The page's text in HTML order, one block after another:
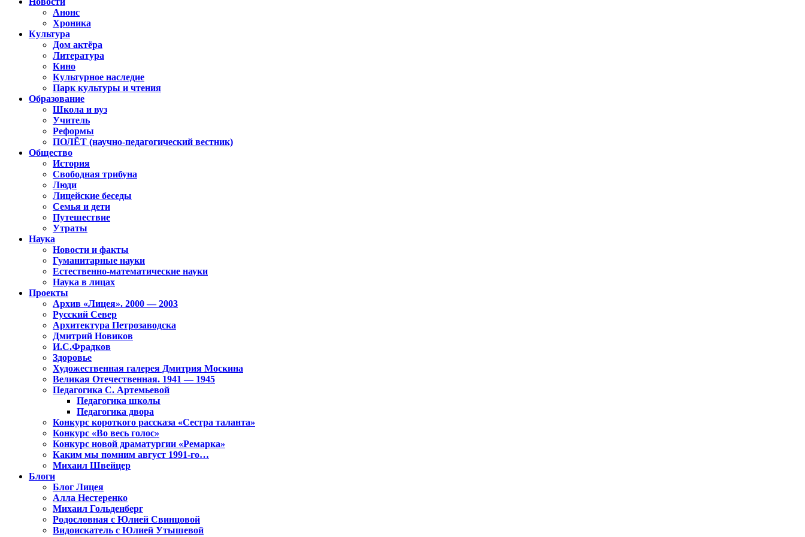
Анонс
Хроника
Культура
Дом актёра
Литература
Кино
Культурное наследие
Парк культуры и чтения
Образование
Школа и вуз
Учитель
Реформы
ПОЛЁТ (научно-педагогический вестник)
Общество
История
Свободная трибуна
Люди
Лицейские беседы
Семья и дети
Путешествие
Утраты
Наука
Новости и факты
Гуманитарные науки
Естественно-математические науки
Наука в лицах
Проекты
Архив «Лицея». 2000 — 2003
Русский Север
Архитектура Петрозаводска
Дмитрий Новиков
И.С.Фрадков
Здоровье
Художественная галерея Дмитрия Москина
Великая Отечественная. 1941 — 1945
Педагогика С. Артемьевой
Педагогика школы
Педагогика двора
Конкурс короткого рассказа «Сестра таланта»
Конкурс «Во весь голос»
Конкурс новой драматургии «Ремарка»
Каким мы помним август 1991-го…
Михаил Швейцер
Блоги
Блог Лицея
Алла Нестеренко
Михаил Гольденберг
Родословная с Юлией Свинцовой
Видоискатель с Юлией Утышевой